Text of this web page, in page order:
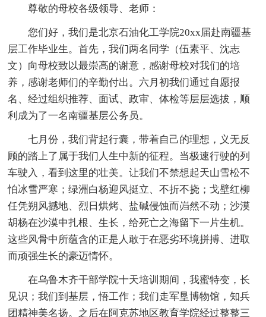
尊敬的母校各级领导、老师：
您们好，我们是北京石油化工学院20xx届赴南疆基
层工作毕业生。首先，我们两名同学（伍素平、沈志
文）向母校致以最崇高的谢意，感谢母校对我们的培
养，感谢老师们的辛勤付出。六月初我们通过自愿报
名、经过组织推荐、面试、政审、体检等层层选拔，顺
利成为了一名南疆基层公务员。
七月份，我们背起行囊，带着自己的理想，义无反
顾的踏上了属于我们人生中新的征程。当极速行驶的列
车驶入，看到这里的壮美。让我们不禁想起天山雪松不
怕冰雪严寒；绿洲白杨迎风挺立、不折不挠；戈壁红柳
任凭朔风撼地、烈日烘烤、盐碱侵蚀而岿然不动；沙漠
胡杨在沙漠中扎根、生长，给死亡之海留下一片生机。
这些风骨中所蕴含的正是人敢于在恶劣环境拼搏、进取
而顽强生长的豪迈情怀。
在乌鲁木齐干部学院十天培训期间，我蜜特变，长
见识；我们到基层，悟工作；我们走军垦博物馆，知兵
团精神美名扬。之后在阿克苏地区教育学院经过整整三